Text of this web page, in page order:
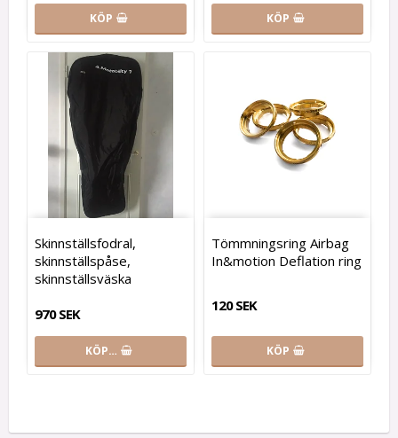
KÖP KÖP
Skinnställsfodral,
skinnställspåse,
skinnställsväska
970 SEK
KÖP…
Tömmningsring Airbag
In&motion Deflation ring
120 SEK
KÖP